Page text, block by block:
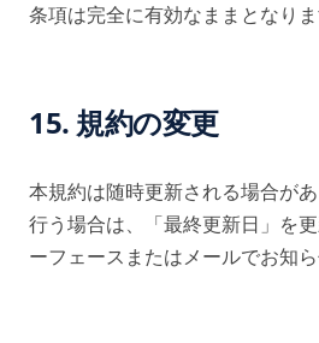
条項は完全に有効なままとなりま
15. 規約の変更
本規約は随時更新される場合が
行う場合は、「最終更新日」を
ーフェースまたはメールでお知ら